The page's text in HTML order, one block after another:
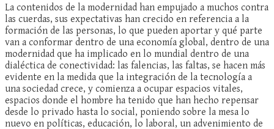
La contenidos de la modernidad han empujado a muchos contra
las cuerdas, sus expectativas han crecido en referencia a la
formación de las personas, lo que pueden aportar y qué parte
van a conformar dentro de una economía global, dentro de una
modernidad que ha implicado en lo mundial dentro de una
dialéctica de conectividad: las falencias, las faltas, se hacen más
evidente en la medida que la integración de la tecnología a
una sociedad crece, y comienza a ocupar espacios vitales,
espacios donde el hombre ha tenido que han hecho repensar
desde lo privado hasta lo social, poniendo sobre la mesa lo
nuevo en políticas, educación, lo laboral, un advenimiento de